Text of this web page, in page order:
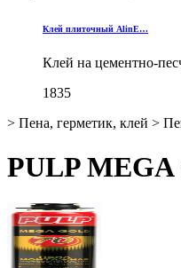
Клей плиточный AlinE…
Клей на цементно-
1835
> Пена, герметик, клей >
PULP